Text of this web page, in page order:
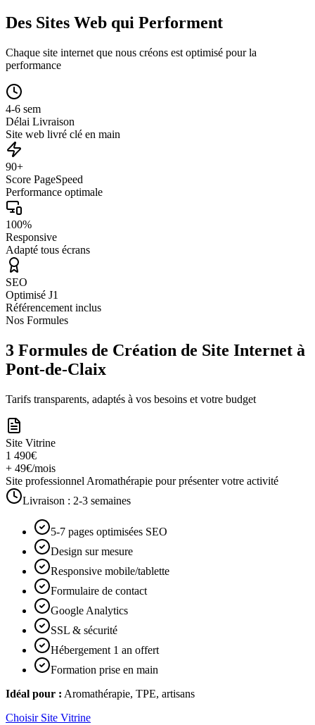
Des Sites Web qui Performent
Chaque site internet que nous créons est optimisé pour la
performance
4-6 sem
Délai Livraison
Site web livré clé en main
90+
Score PageSpeed
Performance optimale
100%
Responsive
Adapté tous écrans
SEO
Optimisé J1
Référencement inclus
Nos Formules
3 Formules de Création de Site Internet à
Pont-de-Claix
Tarifs transparents, adaptés à vos besoins et votre budget
Site Vitrine
1 490€
+ 49€/mois
Site professionnel Aromathérapie pour présenter votre activité
Livraison : 2-3 semaines
5-7 pages optimisées SEO
Design sur mesure
Responsive mobile/tablette
Formulaire de contact
Google Analytics
SSL & sécurité
Hébergement 1 an offert
Formation prise en main
Idéal pour : Aromathérapie, TPE, artisans
Choisir Site Vitrine